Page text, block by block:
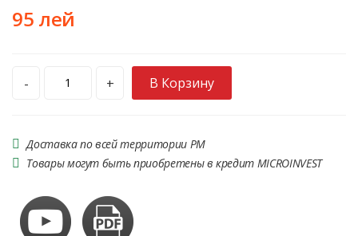
95 лей
- + В Корзину
Доставка по всей территории РМ
Товары могут быть приобретены в кредит MICROINVEST